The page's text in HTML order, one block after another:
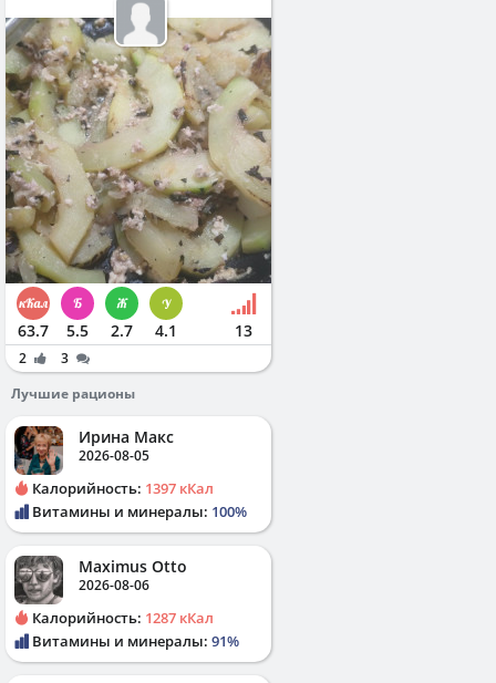
63.7 5.5 2.7 4.1 13
2
3
Лучшие рационы
Ирина Макс
2026-08-05
Калорийность: 1397 кКал
Витамины и минералы: 100%
Maximus Otto
2026-08-06
Калорийность: 1287 кКал
Витамины и минералы: 91%